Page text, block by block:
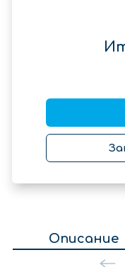
Описание